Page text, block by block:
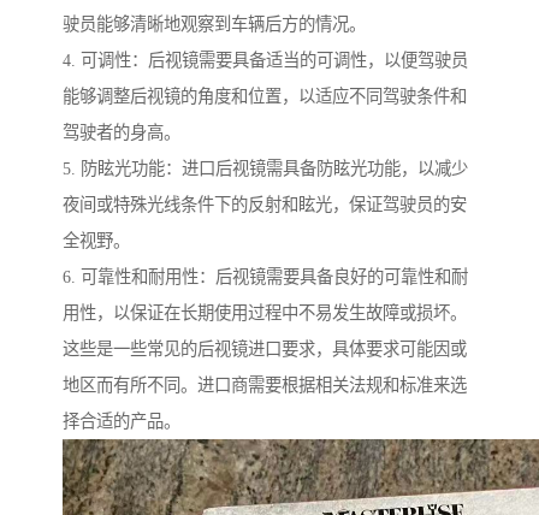
驶员能够清晰地观察到车辆后方的情况。
4. 可调性：后视镜需要具备适当的可调性，以便驾驶员
能够调整后视镜的角度和位置，以适应不同驾驶条件和
驾驶者的身高。
5. 防眩光功能：进口后视镜需具备防眩光功能，以减少
夜间或特殊光线条件下的反射和眩光，保证驾驶员的安
全视野。
6. 可靠性和耐用性：后视镜需要具备良好的可靠性和耐
用性，以保证在长期使用过程中不易发生故障或损坏。
这些是一些常见的后视镜进口要求，具体要求可能因或
地区而有所不同。进口商需要根据相关法规和标准来选
择合适的产品。